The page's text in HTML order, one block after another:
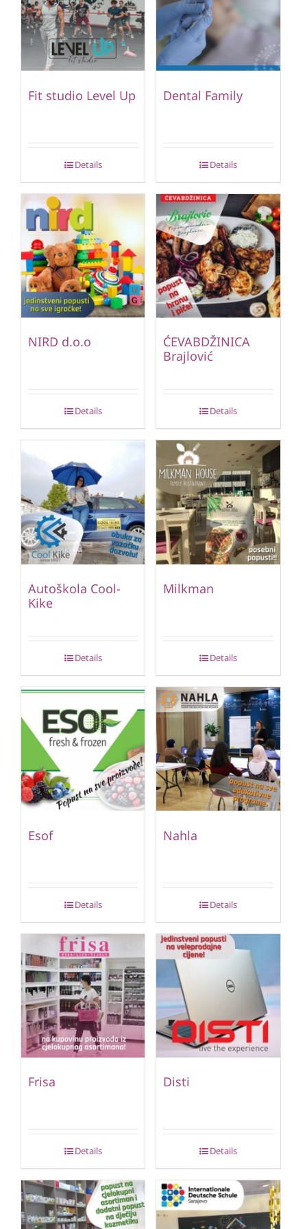
Fit studio Level Up
Details
Dental Family
Details
NIRD d.o.o
Details
ĆEVABDŽINICA
Brajlović
Details
Autoškola Cool-
Kike
Details
Milkman
Details
Esof
Details
Nahla
Details
Frisa
Details
Disti
Details